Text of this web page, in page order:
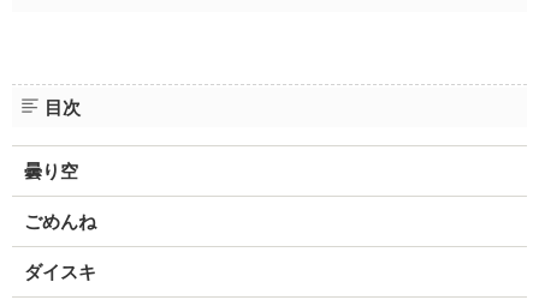
目次
曇り空
ごめんね
ダイスキ